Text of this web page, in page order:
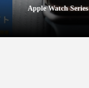
Series 5デビュー